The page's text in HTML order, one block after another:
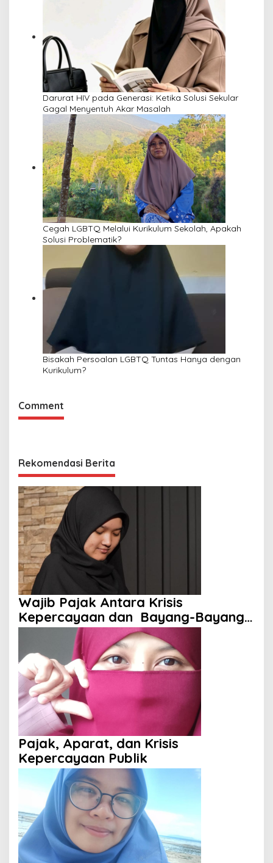
Darurat HIV pada Generasi: Ketika Solusi Sekular
Gagal Menyentuh Akar Masalah
Cegah LGBTQ Melalui Kurikulum Sekolah, Apakah
Solusi Problematik?
Bisakah Persoalan LGBTQ Tuntas Hanya dengan
Kurikulum?
Comment
Rekomendasi Berita
Wajib Pajak Antara Krisis
Kepercayaan dan Bayang-Bayang
Aparat
Pajak, Aparat, dan Krisis
Kepercayaan Publik